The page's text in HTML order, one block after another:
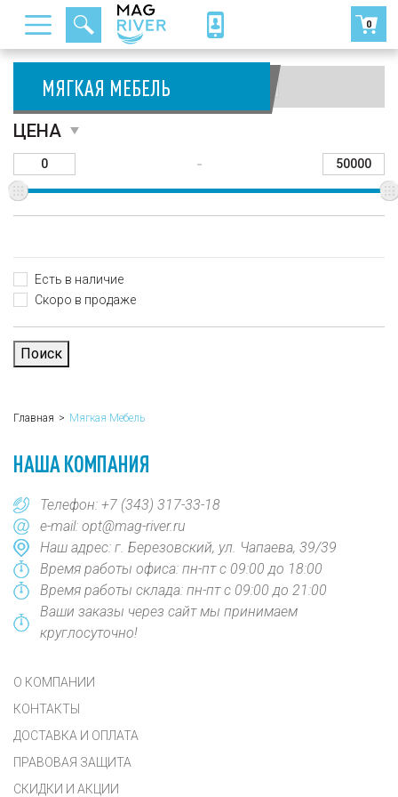
0
МЯГКАЯ МЕБЕЛЬ
Сортировать:
ЦЕНА
-
Есть в наличие
Скоро в продаже
Поиск
Главная Мягкая Мебель
НАША КОМПАНИЯ
Телефон: +7 (343) 317-33-18
e-mail: opt@mag-river.ru
Наш адрес: г. Березовский, ул. Чапаева, 39/39
Время работы офиса: пн-пт с 09:00 до 18:00
Время работы склада: пн-пт с 09:00 до 21:00
Ваши заказы через сайт мы принимаем
круглосуточно!
О КОМПАНИИ
КОНТАКТЫ
ДОСТАВКА И ОПЛАТА
ПРАВОВАЯ ЗАЩИТА
СКИДКИ И АКЦИИ